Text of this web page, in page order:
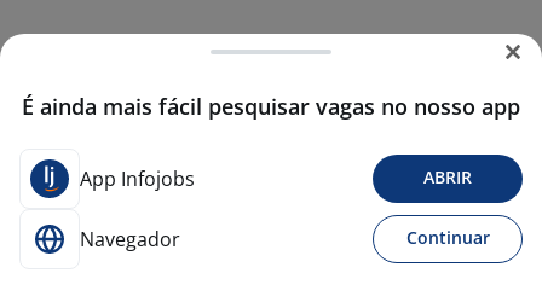
É ainda mais fácil pesquisar vagas no nosso app
App Infojobs ABRIR
Navegador Continuar